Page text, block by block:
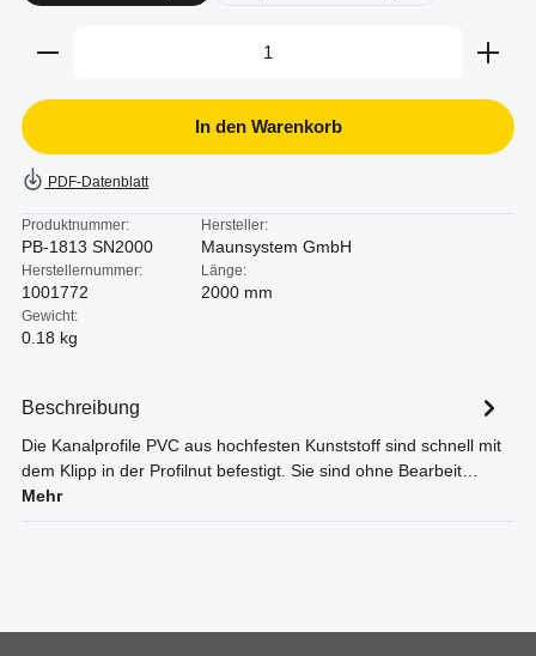
Produkt Anzahl: Gib den gewünschten Wert ein
In den Warenkorb
PDF-Datenblatt
Produktnummer:
PB-1813 SN2000
Hersteller:
Maunsystem GmbH
Herstellernummer:
1001772
Länge:
2000 mm
Gewicht:
0.18 kg
Beschreibung
Die Kanalprofile PVC aus hochfesten Kunststoff sind schnell mit
dem Klipp in der Profilnut befestigt. Sie sind ohne Bearbeit…
Mehr